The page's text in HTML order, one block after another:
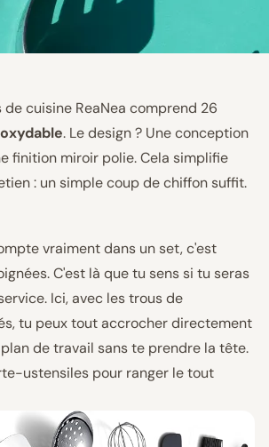
cuisine ReaNea comprend 26
. Le design ? Une conception
finition miroir polie. Cela simplifie
: un simple coup de chiffon suffit.
vraiment dans un set, c'est
C'est là que tu sens si tu seras
Ici, avec les trous de
tu peux tout accrocher directement
de travail sans te prendre la tête.
ustensiles pour ranger le tout